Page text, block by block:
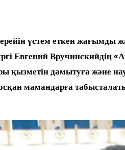
үстем еткен жағымды
Евгений Вручинскийдің
қызметін дамытуға және
мамандарға